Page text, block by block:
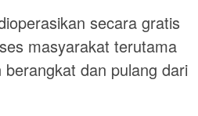
secara gratis
masyarakat terutama
dan pulang dari